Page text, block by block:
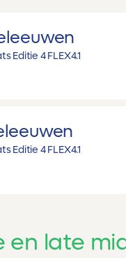
Editie 4 FLEX4.1
Editie 4 FLEX4.1
en late